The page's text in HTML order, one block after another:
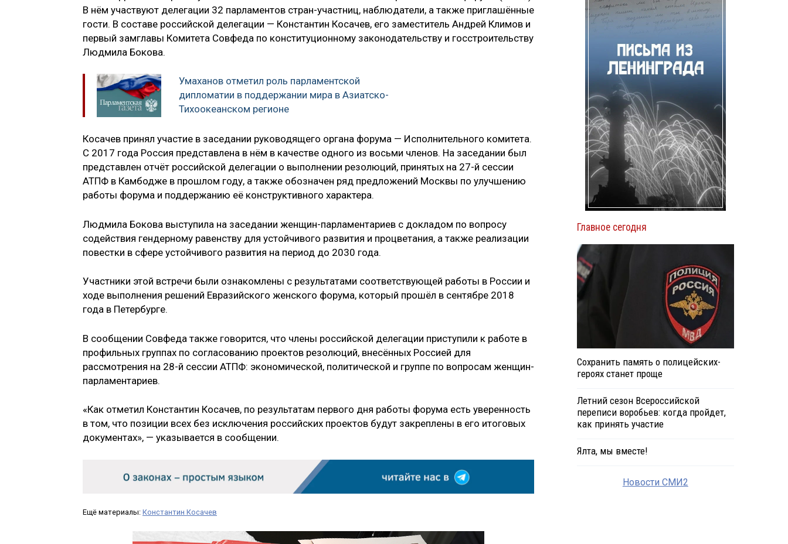
В нём участвуют делегации 32 парламентов стран-участниц, наблюдатели, а также приглашённые
гости. В составе российской делегации — Константин Косачев, его заместитель Андрей Климов и
первый замглавы Комитета Совфеда по конституционному законодательству и госстроительству
Людмила Бокова.
Умаханов отметил роль парламентской
дипломатии в поддержании мира в Азиатско-
Тихоокеанском регионе
Косачев принял участие в заседании руководящего органа форума — Исполнительного комитета.
С 2017 года Россия представлена в нём в качестве одного из восьми членов. На заседании был
представлен отчёт российской делегации о выполнении резолюций, принятых на 27-й сессии
АТПФ в Камбодже в прошлом году, а также обозначен ряд предложений Москвы по улучшению
работы форума и поддержанию её конструктивного характера.
Людмила Бокова выступила на заседании женщин-парламентариев с докладом по вопросу
содействия гендерному равенству для устойчивого развития и процветания, а также реализации
повестки в сфере устойчивого развития на период до 2030 года.
Участники этой встречи были ознакомлены с результатами соответствующей работы в России и
ходе выполнения решений Евразийского женского форума, который прошёл в сентябре 2018
года в Петербурге.
В сообщении Совфеда также говорится, что члены российской делегации приступили к работе в
профильных группах по согласованию проектов резолюций, внесённых Россией для
рассмотрения на 28-й сессии АТПФ: экономической, политической и группе по вопросам женщин-
парламентариев.
«Как отметил Константин Косачев, по результатам первого дня работы форума есть уверенность
в том, что позиции всех без исключения российских проектов будут закреплены в его итоговых
документах», — указывается в сообщении.
Ещё материалы: Константин Косачев
Главное сегодня
Сохранить память о полицейских-
героях станет проще
Летний сезон Всероссийской
переписи воробьев: когда пройдет,
как принять участие
Ялта, мы вместе!
Новости СМИ2